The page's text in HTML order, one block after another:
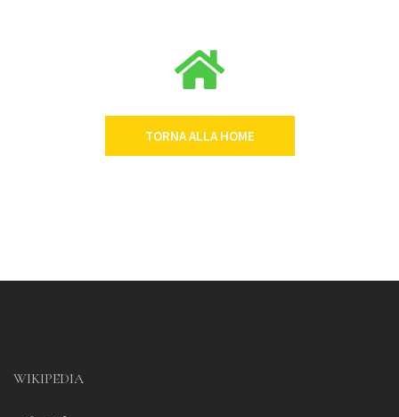
TORNA ALLA HOME
WIKIPEDIA